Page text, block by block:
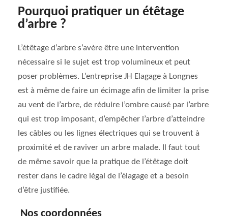
Pourquoi pratiquer un étêtage
d’arbre ?
L’étêtage d’arbre s’avère être une intervention
nécessaire si le sujet est trop volumineux et peut
poser problèmes. L’entreprise JH Elagage à Longnes
est à même de faire un écimage afin de limiter la prise
au vent de l’arbre, de réduire l’ombre causé par l’arbre
qui est trop imposant, d’empêcher l’arbre d’atteindre
les câbles ou les lignes électriques qui se trouvent à
proximité et de raviver un arbre malade. Il faut tout
de même savoir que la pratique de l’étêtage doit
rester dans le cadre légal de l’élagage et a besoin
d’être justifiée.